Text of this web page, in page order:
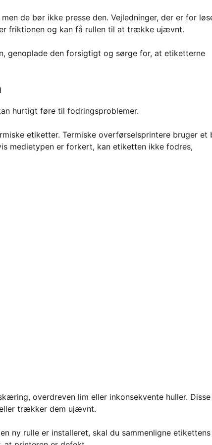
de bør ikke presse den. Vejledninger, der er for
friktionen og kan få rullen til at trække ujævnt.
genoplade den forsigtigt og sørge for, at etiketterne
hurtigt føre til fodringsproblemer.
etiketter. Termiske overførselsprintere bruger et
medietypen er forkert, kan etiketten ikke fodres,
overdreven lim eller inkonsekvente huller. Disse
trækker dem ujævnt.
ny rulle er installeret, skal du sammenligne etikettens